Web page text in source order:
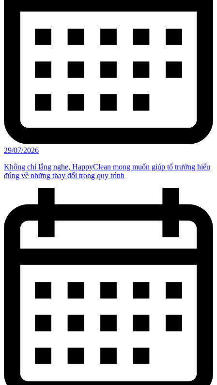
29/07/2026
Không chỉ lắng nghe, HappyClean mong muốn giúp tổ trưởng hiểu
đúng về những thay đổi trong quy trình